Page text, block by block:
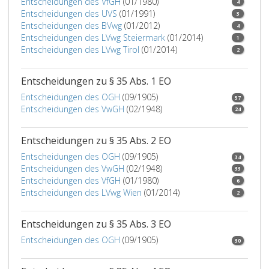
Gericht
in
der
dafür
geltend
zu
machen.
für
Unterhaltssache
kein
österreichisches
Gericht
zuständig,
so
ist
solche
4
Entscheidungen des UVS (01/1991) 3
Entscheidungen des BVwg (01/2012) 4
Entscheidungen des LVwg Steiermark (01/2014) 1
Entscheidungen des LVwg Tirol (01/2014) 2
Entscheidungen zu § 35 Abs. 1 EO
Entscheidungen des OGH (09/1905) 57
Entscheidungen des VwGH (02/1948) 24
Entscheidungen zu § 35 Abs. 2 EO
Entscheidungen des OGH (09/1905) 34
Entscheidungen des VwGH (02/1948) 33
Entscheidungen des VfGH (01/1980) 6
Entscheidungen des LVwg Wien (01/2014) 2
Entscheidungen zu § 35 Abs. 3 EO
Entscheidungen des OGH (09/1905) 30